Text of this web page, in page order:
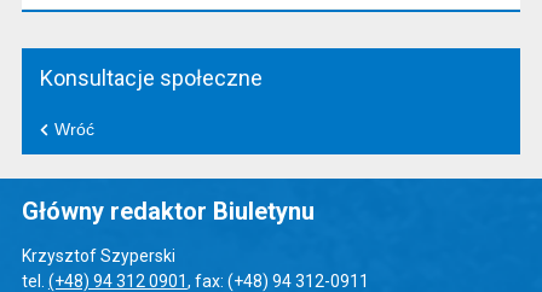
Konsultacje społeczne
Wróć
Główny redaktor Biuletynu
Krzysztof Szyperski
tel. (+48) 94 312 0901, fax: (+48) 94 312-0911